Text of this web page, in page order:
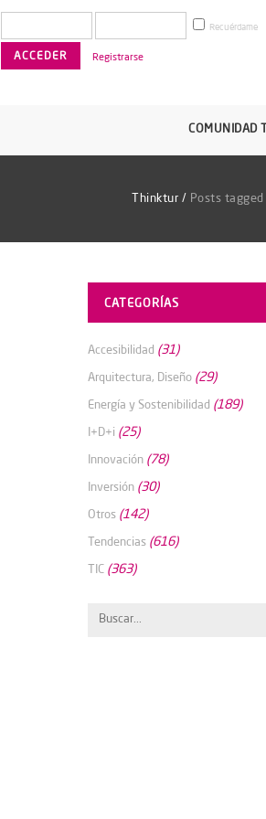
Recuérdame
Registrarse
COMUNIDAD
Thinktur / Posts tagged
CATEGORÍAS
Accesibilidad (31)
Arquitectura, Diseño (29)
Energía y Sostenibilidad (189)
I+D+i (25)
Innovación (78)
Inversión (30)
Otros (142)
Tendencias (616)
TIC (363)